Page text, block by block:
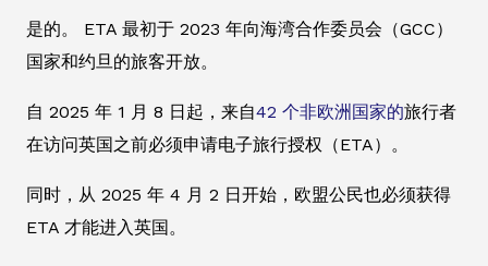
是的。 ETA 最初于 2023 年向海湾合作委员会（GCC）
国家和约旦的旅客开放。
自 2025 年 1 月 8 日起，来自42 个非欧洲国家的旅行者
在访问英国之前必须申请电子旅行授权（ETA）。
同时，从 2025 年 4 月 2 日开始，欧盟公民也必须获得
ETA 才能进入英国。